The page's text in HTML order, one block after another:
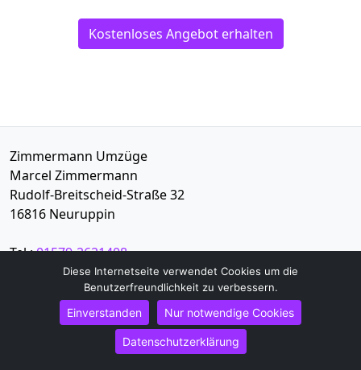
Kostenloses Angebot erhalten
Zimmermann Umzüge
Marcel Zimmermann
Rudolf-Breitscheid-Straße 32
16816 Neuruppin
Tel.:01579-2621408
info@umzugsunternehmen-neuruppin.de
Öffnungszeiten:Mo - Sa: 10:00 - 21:00 Uhr
Diese Internetseite verwendet Cookies um die
Benutzerfreundlichkeit zu verbessern.
Einverstanden Nur notwendige Cookies
Datenschutzerklärung